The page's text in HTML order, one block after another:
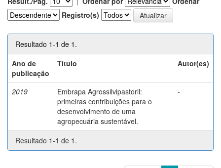
Registro(s)
Resultado 1-1 de 1.
Ano de
publicação
Título Autor(es)
2019
Embrapa Agrossilvipastoril:
primeiras contribuições para o
desenvolvimento de uma
agropecuária sustentável.
-
Resultado 1-1 de 1.